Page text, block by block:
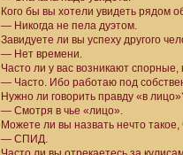
Кого бы вы хотели увидеть рядом
— Никогда не пела дуэтом.
Завидуете ли вы успеху другого
— Нет времени.
Часто ли у вас возникают
— Часто. Ибо работаю под
Нужно ли говорить правду «в
— Смотря в чье «лицо».
Можете ли вы назвать нечто
— СПИД.